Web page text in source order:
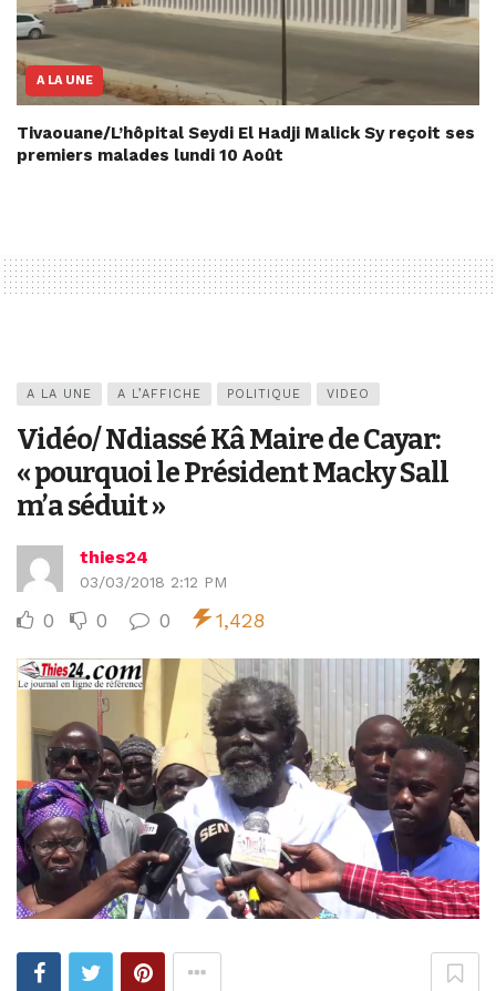
A LA UNE
Tivaouane/L’hôpital Seydi El Hadji Malick Sy reçoit ses
premiers malades lundi 10 Août
A LA UNE A L’AFFICHE POLITIQUE VIDEO
Vidéo/ Ndiassé Kâ Maire de Cayar:
« pourquoi le Président Macky Sall
m’a séduit »
thies24
03/03/2018 2:12 PM
0 0 0 1,428